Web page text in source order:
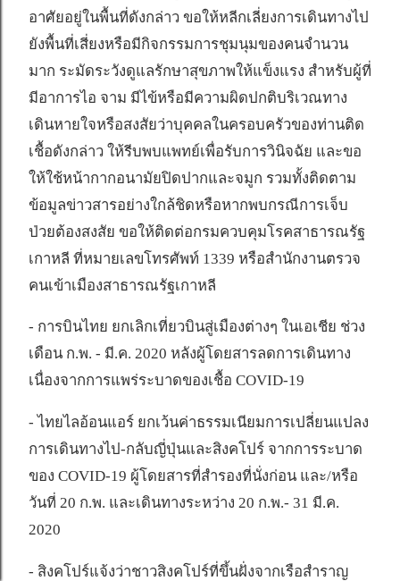
อาศัยอยู่ในพื้นที่ดังกล่าว ขอให้หลีกเลี่ยงการเดินทางไป
ยังพื้นที่เสี่ยงหรือมีกิจกรรมการชุมนุมของคนจำนวน
มาก ระมัดระวังดูแลรักษาสุขภาพให้แข็งแรง สำหรับผู้ที่
มีอาการไอ จาม มีไข้หรือมีความผิดปกติบริเวณทาง
เดินหายใจหรือสงสัยว่าบุคคลในครอบครัวของท่านติด
เชื้อดังกล่าว ให้รีบพบแพทย์เพื่อรับการวินิจฉัย และขอ
ให้ใช้หน้ากากอนามัยปิดปากและจมูก รวมทั้งติดตาม
ข้อมูลข่าวสารอย่างใกล้ชิดหรือหากพบกรณีการเจ็บ
ป่วยต้องสงสัย ขอให้ติดต่อกรมควบคุมโรคสาธารณรัฐ
เกาหลี ที่หมายเลขโทรศัพท์ 1339 หรือสำนักงานตรวจ
คนเข้าเมืองสาธารณรัฐเกาหลี
- การบินไทย ยกเลิกเที่ยวบินสู่เมืองต่างๆ ในเอเชีย ช่วง
เดือน ก.พ. - มี.ค. 2020 หลังผู้โดยสารลดการเดินทาง
เนื่องจากการแพร่ระบาดของเชื้อ COVID-19
- ไทยไลอ้อนแอร์ ยกเว้นค่าธรรมเนียมการเปลี่ยนแปลง
การเดินทางไป-กลับญี่ปุ่นและสิงคโปร์ จากการระบาด
ของ COVID-19 ผู้โดยสารที่สำรองที่นั่งก่อน และ/หรือ
วันที่ 20 ก.พ. และเดินทางระหว่าง 20 ก.พ.- 31 มี.ค.
2020
- สิงคโปร์แจ้งว่าชาวสิงคโปร์ที่ขึ้นฝั่งจากเรือสำราญ